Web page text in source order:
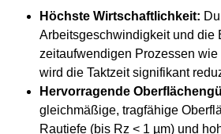
Höchste Wirtschaftlichkeit:
Arbeitsgeschwindigkeit und die
zeitaufwendigen Prozessen
wird die Taktzeit signifikant
Hervorragende
gleichmäßige, tragfähige
Rautiefe (bis Rz < 1 µm) und